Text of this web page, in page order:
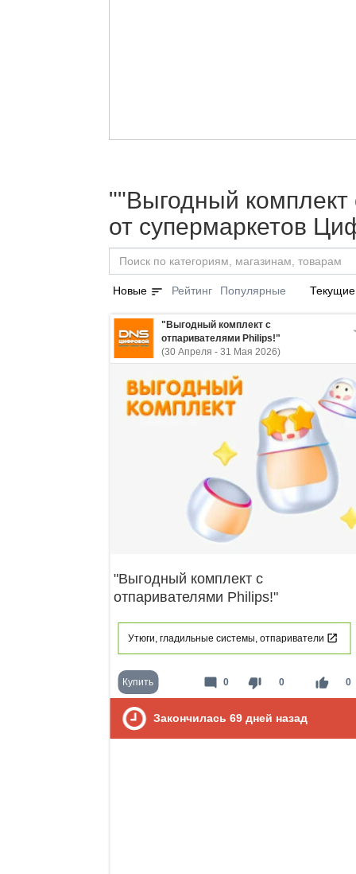
""Выгодный
от супермаркетов
Новые sort Рейтинг Популярные Текущие
"Выгодный комплект с
отпаривателями Philips!"
(30 Апреля - 31 Мая 2026)
"Выгодный комплект с
отпаривателями Philips!"
Утюги, гладильные системы, отпариватели
Купить thumb_down 0 thumb_up 0
mode_comment 0
Закончилась 69 дней назад